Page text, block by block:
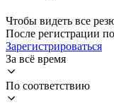
Чтобы видеть все
После регистрации
Зарегистрироваться
За всё время
По соответствию